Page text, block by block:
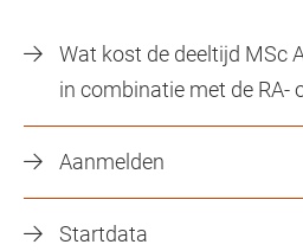
Wat kost de deeltijd MSc
in combinatie met de RA-
Aanmelden
Startdata